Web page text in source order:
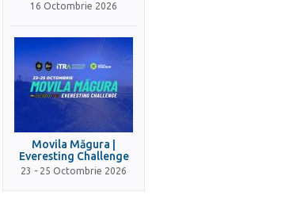
16 Octombrie 2026
Movila Măgura |
Everesting Challenge
23 - 25 Octombrie 2026